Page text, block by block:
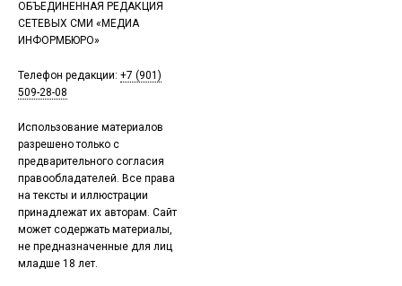
ОБЪЕДИНЕННАЯ РЕДАКЦИЯ
СЕТЕВЫХ СМИ «МЕДИА
ИНФОРМБЮРО»
Телефон редакции: +7 (901)
509-28-08
Использование материалов
разрешено только с
предварительного согласия
правообладателей. Все права
на тексты и иллюстрации
принадлежат их авторам. Сайт
может содержать материалы,
не предназначенные для лиц
младше 18 лет.